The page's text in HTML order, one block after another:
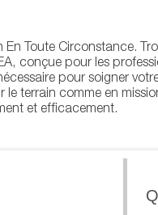
En Toute Circonstance.
conçue pour les
pour soigner
terrain comme en
et efficacement.